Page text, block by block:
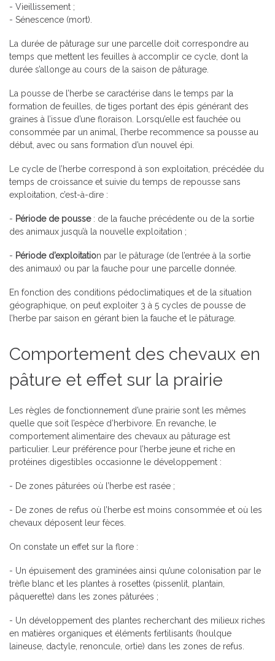
- Vieillissement ;
- Sénescence (mort).
La durée de pâturage sur une parcelle doit correspondre au
temps que mettent les feuilles à accomplir ce cycle, dont la
durée s’allonge au cours de la saison de pâturage.
La pousse de l’herbe se caractérise dans le temps par la
formation de feuilles, de tiges portant des épis générant des
graines à l’issue d’une floraison. Lorsqu’elle est fauchée ou
consommée par un animal, l’herbe recommence sa pousse au
début, avec ou sans formation d’un nouvel épi.
Le cycle de l’herbe correspond à son exploitation, précédée du
temps de croissance et suivie du temps de repousse sans
exploitation, c’est-à-dire :
- Période de pousse: de la fauche précédente ou de la sortie
des animaux jusqu’à la nouvelle exploitation ;
- Période d’exploitation par le pâturage (de l’entrée à la sortie
des animaux) ou par la fauche pour une parcelle donnée.
En fonction des conditions pédoclimatiques et de la situation
géographique, on peut exploiter 3 à 5 cycles de pousse de
l’herbe par saison en gérant bien la fauche et le pâturage.
Comportement des chevaux en
pâture et effet sur la prairie
Les règles de fonctionnement d’une prairie sont les mêmes
quelle que soit l’espèce d’herbivore. En revanche, le
comportement alimentaire des chevaux au pâturage est
particulier. Leur préférence pour l’herbe jeune et riche en
protéines digestibles occasionne le développement :
- De zones pâturées où l’herbe est rasée ;
- De zones de refus où l’herbe est moins consommée et où les
chevaux déposent leur fèces.
On constate un effet sur la flore :
- Un épuisement des graminées ainsi qu’une colonisation par le
trèfle blanc et les plantes à rosettes (pissenlit, plantain,
pâquerette) dans les zones pâturées ;
- Un développement des plantes recherchant des milieux riches
en matières organiques et éléments fertilisants (houlque
laineuse, dactyle, renoncule, ortie) dans les zones de refus.